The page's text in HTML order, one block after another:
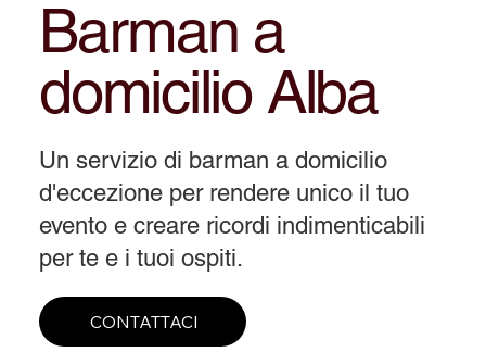
Barman a
domicilio Alba
Un servizio di barman a domicilio
d'eccezione per rendere unico il tuo
evento e creare ricordi indimenticabili
per te e i tuoi ospiti.
CONTATTACI